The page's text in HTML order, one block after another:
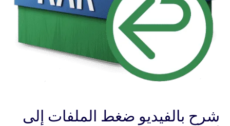
شرح بالفيديو ضغط الملفات إلى
رسمي
وينرار